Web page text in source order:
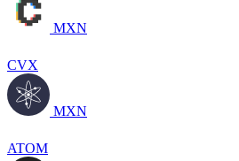
MXN
CVX
MXN
ATOM